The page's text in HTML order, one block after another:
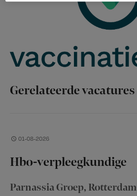
Gerelateerde vacatures
01-08-2026
Hbo-verpleegkundige
Parnassia Groep, Rotterdam